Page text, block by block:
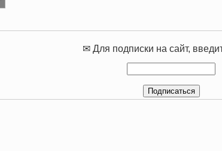
✉ Для подписки на сайт,